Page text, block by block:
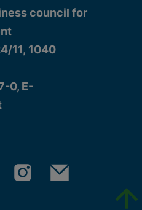
council for
11, 1040
0, E-